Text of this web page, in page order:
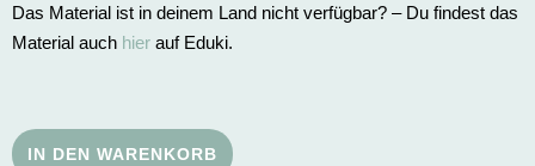
Das Material ist in deinem Land nicht verfügbar? – Du findest das
Material auch hier auf Eduki.
IN DEN WARENKORB